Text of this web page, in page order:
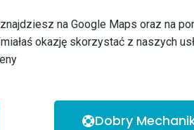
na Google Maps oraz na
okazję skorzystać z naszych
Dobry